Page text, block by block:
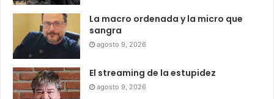
La macro ordenada y la micro que
sangra
agosto 9, 2026
El streaming de la estupidez
agosto 9, 2026